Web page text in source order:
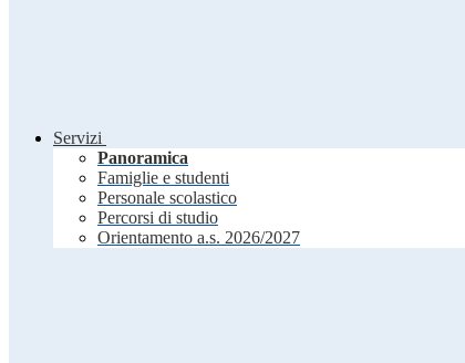
Servizi
Panoramica
Famiglie e studenti
Personale scolastico
Percorsi di studio
Orientamento a.s. 2026/2027